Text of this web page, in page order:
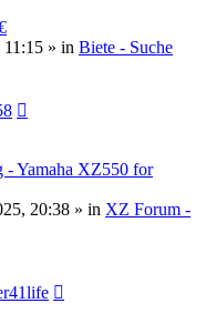
» in Biete - Suche
- Yamaha XZ550 for
20:38 » in XZ Forum -